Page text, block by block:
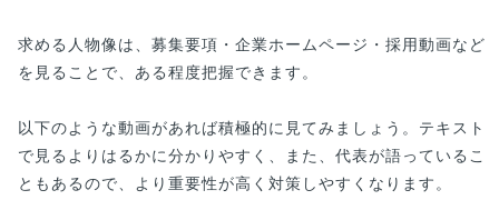
求める人物像は、募集要項・企業ホームページ・採用動画など
を見ることで、ある程度把握できます。
以下のような動画があれば積極的に見てみましょう。テキスト
で見るよりはるかに分かりやすく、また、代表が語っているこ
ともあるので、より重要性が高く対策しやすくなります。